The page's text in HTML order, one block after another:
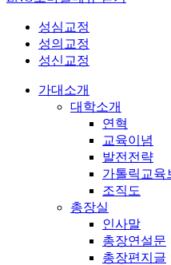
성심교정
성의교정
성신교정
가대소개
대학소개
연혁
교육이념
발전전략
가톨릭교육
조직도
총장실
인사말
총장연설문
총장편지글